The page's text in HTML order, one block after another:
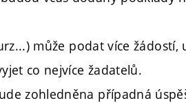
může podat více
co nejvíce žadatelů.
zohledněna případná